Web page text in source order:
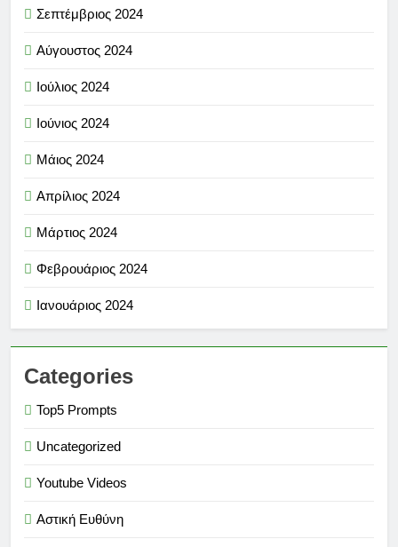
Σεπτέμβριος 2024
Αύγουστος 2024
Ιούλιος 2024
Ιούνιος 2024
Μάιος 2024
Απρίλιος 2024
Μάρτιος 2024
Φεβρουάριος 2024
Ιανουάριος 2024
Categories
Top5 Prompts
Uncategorized
Youtube Videos
Αστική Ευθύνη